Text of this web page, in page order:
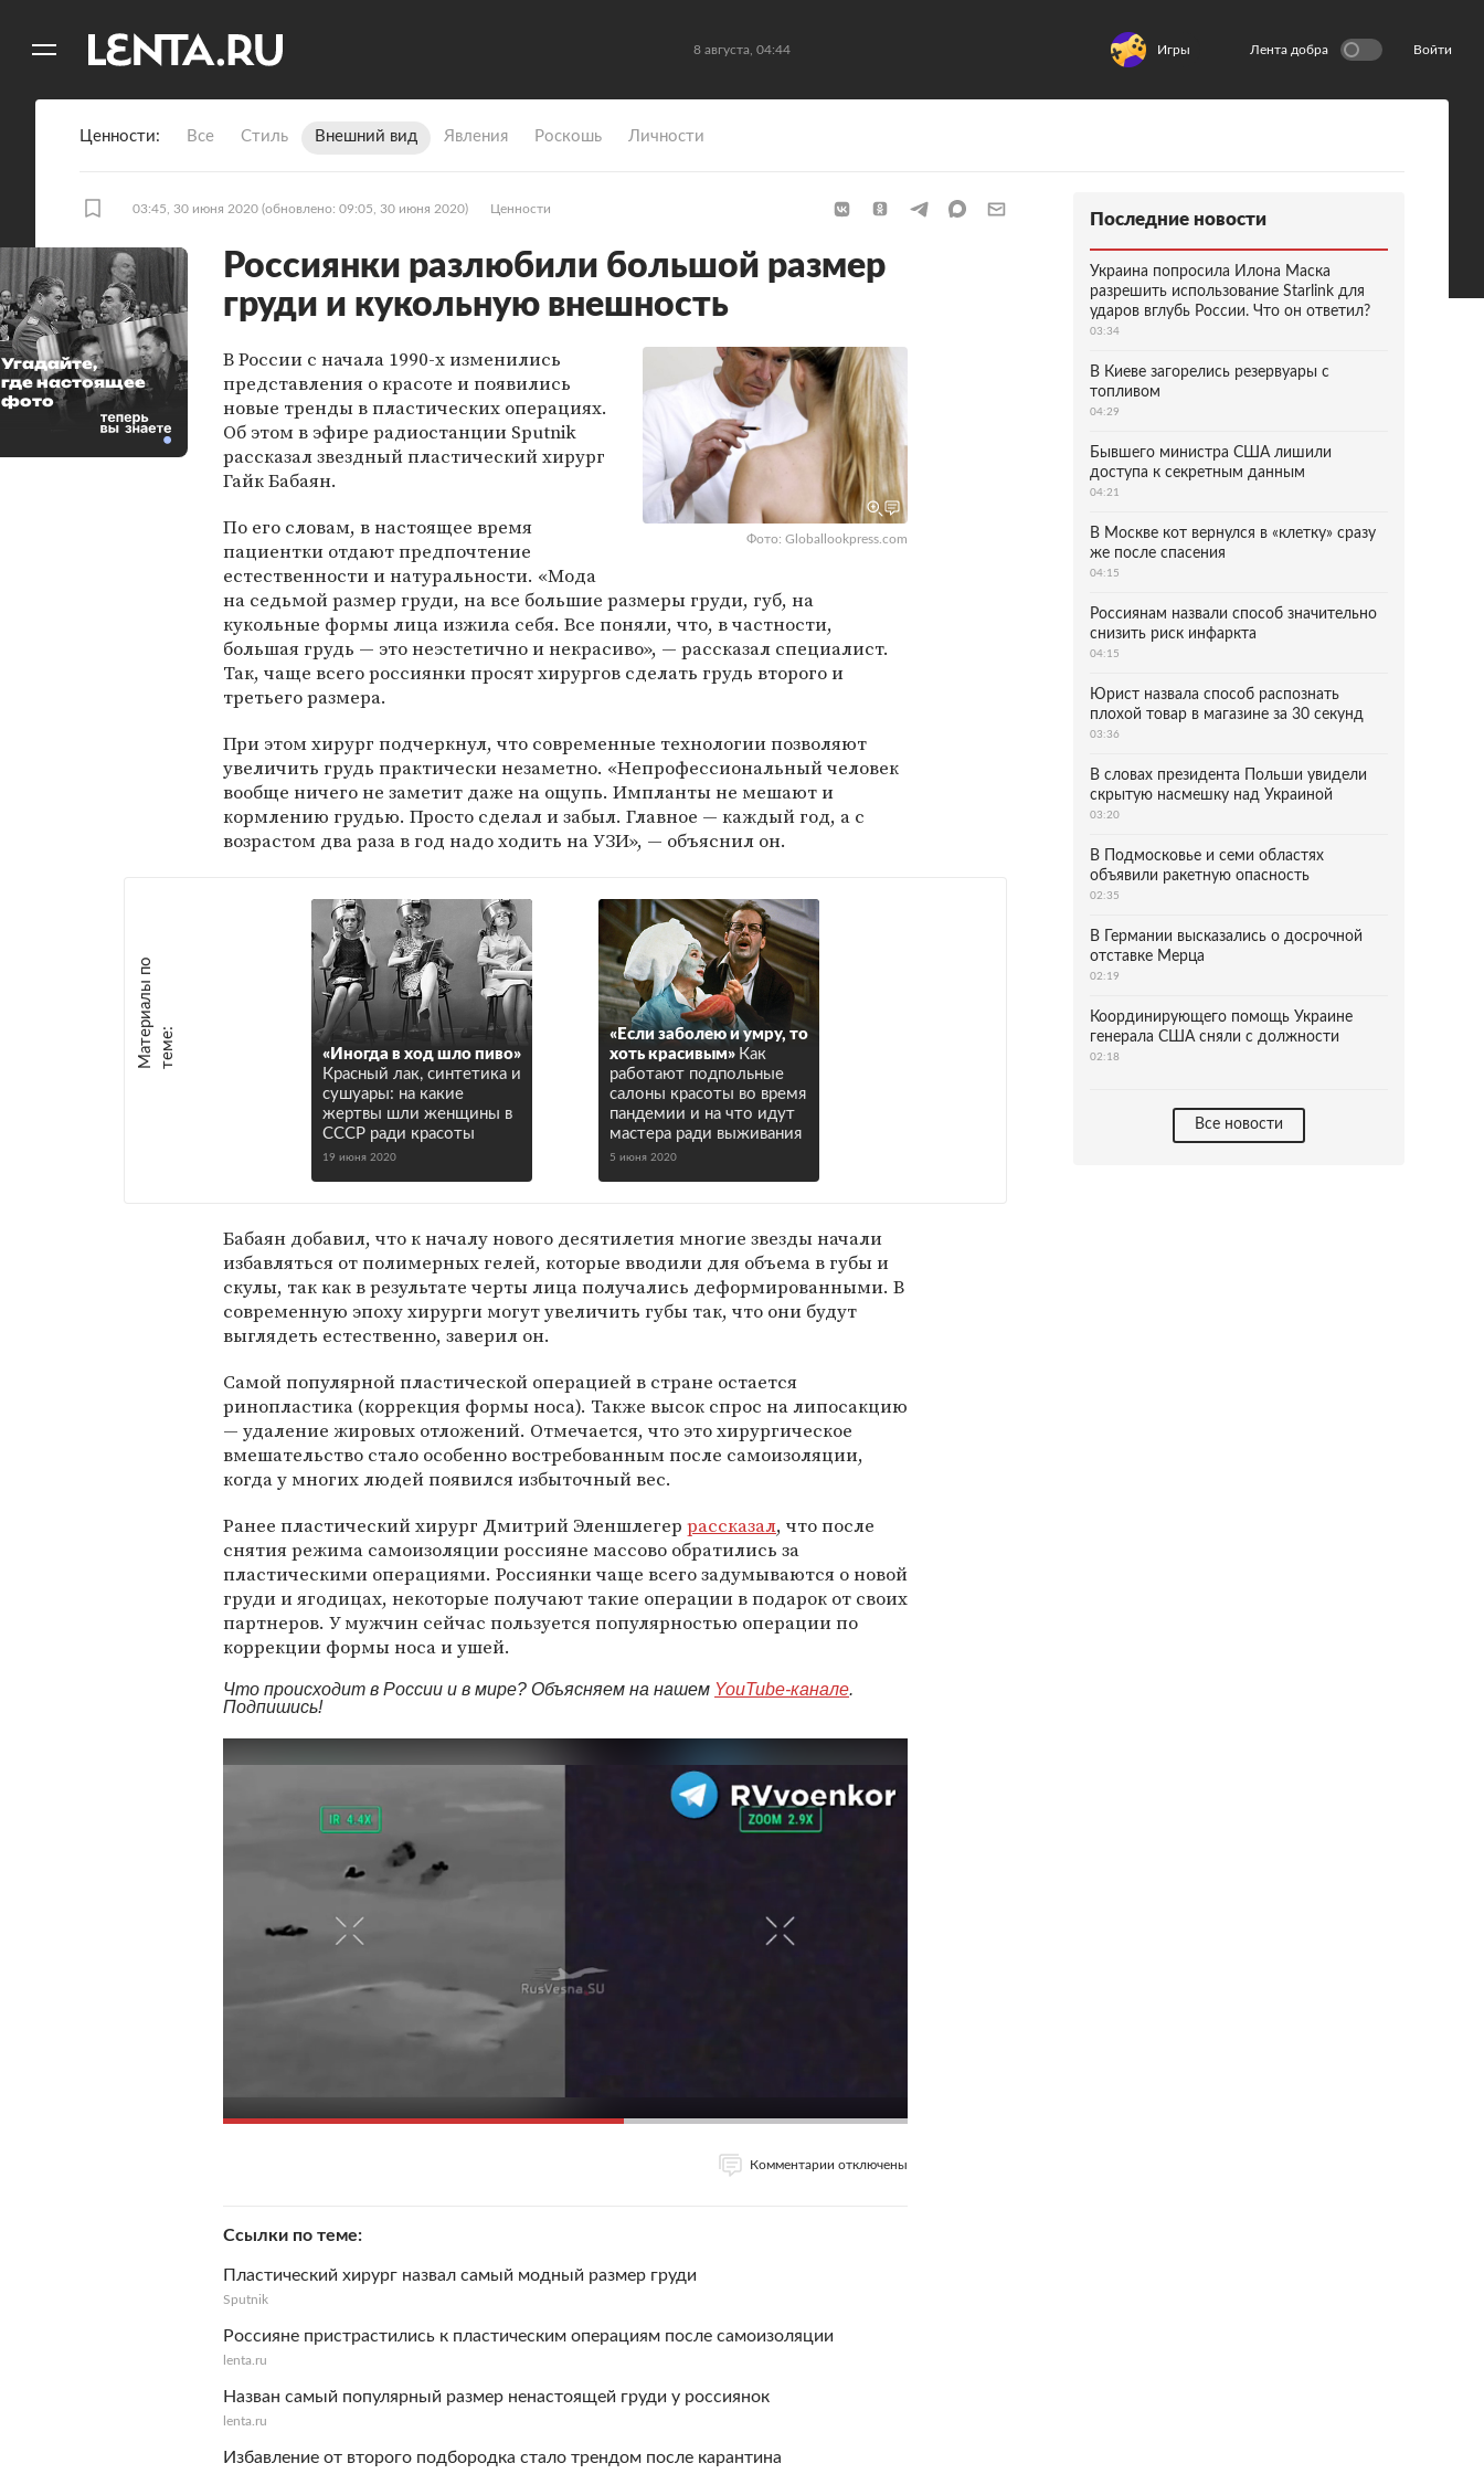
8 августа, 04:44 Игры Лента добра Войти
Ценности Все Стиль Внешний вид Явления Роскошь Личности
03:45, 30 июня 2020 (обновлено: 09:05, 30 июня 2020) Ценности
Россиянки разлюбили большой размер
груди и кукольную внешность
Фото: Globallookpress.com
В России с начала 1990-х изменились
представления о красоте и появились
новые тренды в пластических операциях.
Об этом в эфире радиостанции Sputnik
рассказал звездный пластический хирург
Гайк Бабаян.
По его словам, в настоящее время
пациентки отдают предпочтение
естественности и натуральности. «Мода
на седьмой размер груди, на все большие размеры груди, губ, на
кукольные формы лица изжила себя. Все поняли, что, в частности,
большая грудь — это неэстетично и некрасиво», — рассказал специалист.
Так, чаще всего россиянки просят хирургов сделать грудь второго и
третьего размера.
При этом хирург подчеркнул, что современные технологии позволяют
увеличить грудь практически незаметно. «Непрофессиональный человек
вообще ничего не заметит даже на ощупь. Импланты не мешают и
кормлению грудью. Просто сделал и забыл. Главное — каждый год, а с
возрастом два раза в год надо ходить на УЗИ», — объяснил он.
М
а
т е
р
и
а
л
ы
п
о
т
е
м
е :
«Иногда в ход шло пиво»
Красный лак, синтетика и
сушуары: на какие
жертвы шли женщины в
СССР ради красоты
19 июня 2020
«Если заболею и умру, то
хоть красивым» Как
работают подпольные
салоны красоты во время
пандемии и на что идут
мастера ради выживания
5 июня 2020
Бабаян добавил, что к началу нового десятилетия многие звезды начали
избавляться от полимерных гелей, которые вводили для объема в губы и
скулы, так как в результате черты лица получались деформированными. В
современную эпоху хирурги могут увеличить губы так, что они будут
выглядеть естественно, заверил он.
Самой популярной пластической операцией в стране остается
ринопластика (коррекция формы носа). Также высок спрос на липосакцию
— удаление жировых отложений. Отмечается, что это хирургическое
вмешательство стало особенно востребованным после самоизоляции,
когда у многих людей появился избыточный вес.
Ранее пластический хирург Дмитрий Эленшлегер рассказал, что после
снятия режима самоизоляции россияне массово обратились за
пластическими операциями. Россиянки чаще всего задумываются о новой
груди и ягодицах, некоторые получают такие операции в подарок от своих
партнеров. У мужчин сейчас пользуется популярностью операции по
коррекции формы носа и ушей.
Что происходит в России и в мире? Объясняем на нашем YouTube-канале.
Подпишись!
Комментарии отключены
Ссылки по теме
Пластический хирург назвал самый модный размер груди
Sputnik
Россияне пристрастились к пластическим операциям после самоизоляции
lenta.ru
Назван самый популярный размер ненастоящей груди у россиянок
lenta.ru
Избавление от второго подбородка стало трендом после карантина
Угадайте,
где настоящее
фото
Последние новости
Украина попросила Илона Маска
разрешить использование Starlink для
ударов вглубь России. Что он ответил?
03:34
В Киеве загорелись резервуары с
топливом
04:29
Бывшего министра США лишили
доступа к секретным данным
04:21
В Москве кот вернулся в «клетку» сразу
же после спасения
04:15
Россиянам назвали способ значительно
снизить риск инфаркта
04:15
Юрист назвала способ распознать
плохой товар в магазине за 30 секунд
03:36
В словах президента Польши увидели
скрытую насмешку над Украиной
03:20
В Подмосковье и семи областях
объявили ракетную опасность
02:35
В Германии высказались о досрочной
отставке Мерца
02:19
Координирующего помощь Украине
генерала США сняли с должности
02:18
Все новости